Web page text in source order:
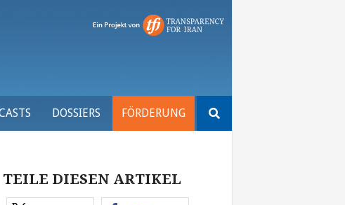
DOSSIERS FÖRDERUNG
nach:
TEILE DIESEN ARTIKEL